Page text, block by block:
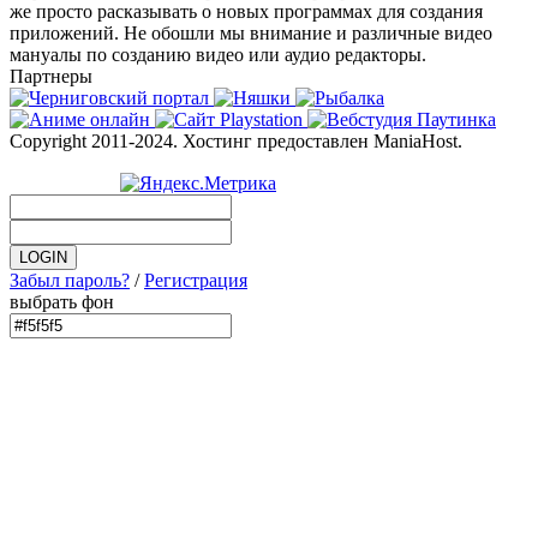
же просто расказывать о новых программах для создания
приложений. Не обошли мы внимание и различные видео
мануалы по созданию видео или аудио редакторы.
Партнеры
Copyright 2011-2024. Хостинг предоставлен ManiaHost.
Забыл пароль? /Регистрация
выбрать фон